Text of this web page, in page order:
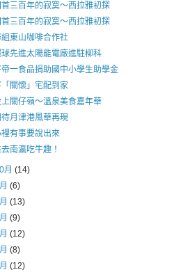
首三百年的寂寞～西拉雅初探
首三百年的寂寞～西拉雅初探
東山咖啡合作社
先進太陽能電廠進駐柳科
一食品捐助國中小學生助學金
關懷」宅配到家
上關仔嶺～溫泉美食嘉年華
月津港風華再現
有事要說出來
南瀛吃牛趣！
月(14)
(6)
(13)
(9)
(12)
(8)
(12)